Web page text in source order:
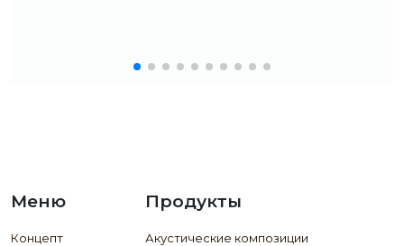
Меню
Концепт
Продукты
Акустические композиции